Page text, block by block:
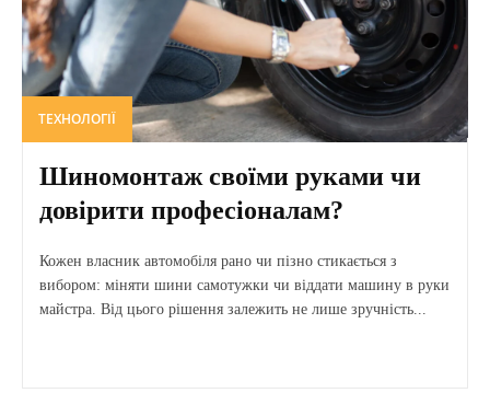
ТЕХНОЛОГІЇ
Шиномонтаж своїми руками чи
довірити професіоналам?
Кожен власник автомобіля рано чи пізно стикається з
вибором: міняти шини самотужки чи віддати машину в руки
майстра. Від цього рішення залежить не лише зручність...